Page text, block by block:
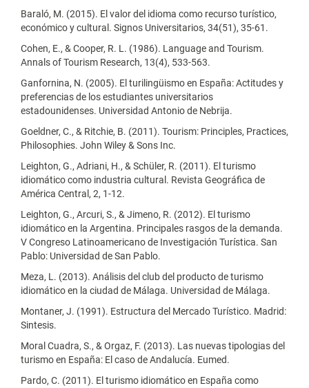
Baraló, M. (2015). El valor del idioma como recurso turístico,
económico y cultural. Signos Universitarios, 34(51), 35-61.
Cohen, E., & Cooper, R. L. (1986). Language and Tourism.
Annals of Tourism Research, 13(4), 533-563.
Ganfornina, N. (2005). El turilingüismo en España: Actitudes y
preferencias de los estudiantes universitarios
estadounidenses. Universidad Antonio de Nebrija.
Goeldner, C., & Ritchie, B. (2011). Tourism: Principles, Practices,
Philosophies. John Wiley & Sons Inc.
Leighton, G., Adriani, H., & Schüler, R. (2011). El turismo
idiomático como industria cultural. Revista Geográfica de
América Central, 2, 1-12.
Leighton, G., Arcuri, S., & Jimeno, R. (2012). El turismo
idiomático en la Argentina. Principales rasgos de la demanda.
V Congreso Latinoamericano de Investigación Turística. San
Pablo: Universidad de San Pablo.
Meza, L. (2013). Análisis del club del producto de turismo
idiomático en la ciudad de Málaga. Universidad de Málaga.
Montaner, J. (1991). Estructura del Mercado Turístico. Madrid:
Sintesis.
Moral Cuadra, S., & Orgaz, F. (2013). Las nuevas tipologias del
turismo en España: El caso de Andalucía. Eumed.
Pardo, C. (2011). El turismo idiomático en España como